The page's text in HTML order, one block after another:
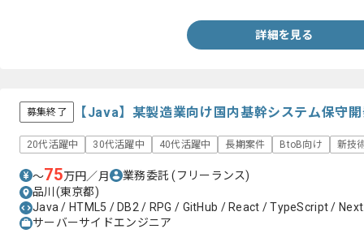
詳細を見る
募集終了 【Java】某製造業向け国内基幹システム保守
20代活躍中 30代活躍中 40代活躍中 長期案件 BtoB向け 新技
〜75万円／月 業務委託(フリーランス)
品川(東京都)
Java / HTML5 / DB2 / RPG / GitHub / React / TypeScript /
サーバーサイドエンジニア